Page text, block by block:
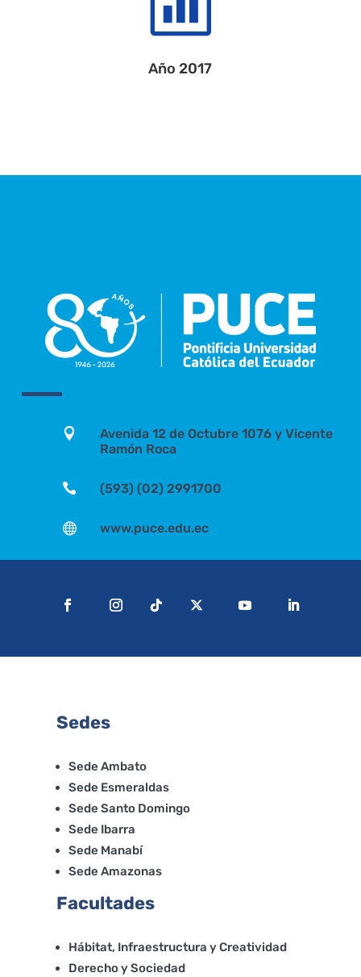
Año 2017

Avenida 12 de Octubre 1076 y Vicente
Ramón Roca
 (593) (02) 2991700
 www.puce.edu.ec
Sedes
Sede Ambato
Sede Esmeraldas
Sede Santo Domingo
Sede Ibarra
Sede Manabí
Sede Amazonas
Facultades
Hábitat, Infraestructura y Creatividad
Derecho y Sociedad